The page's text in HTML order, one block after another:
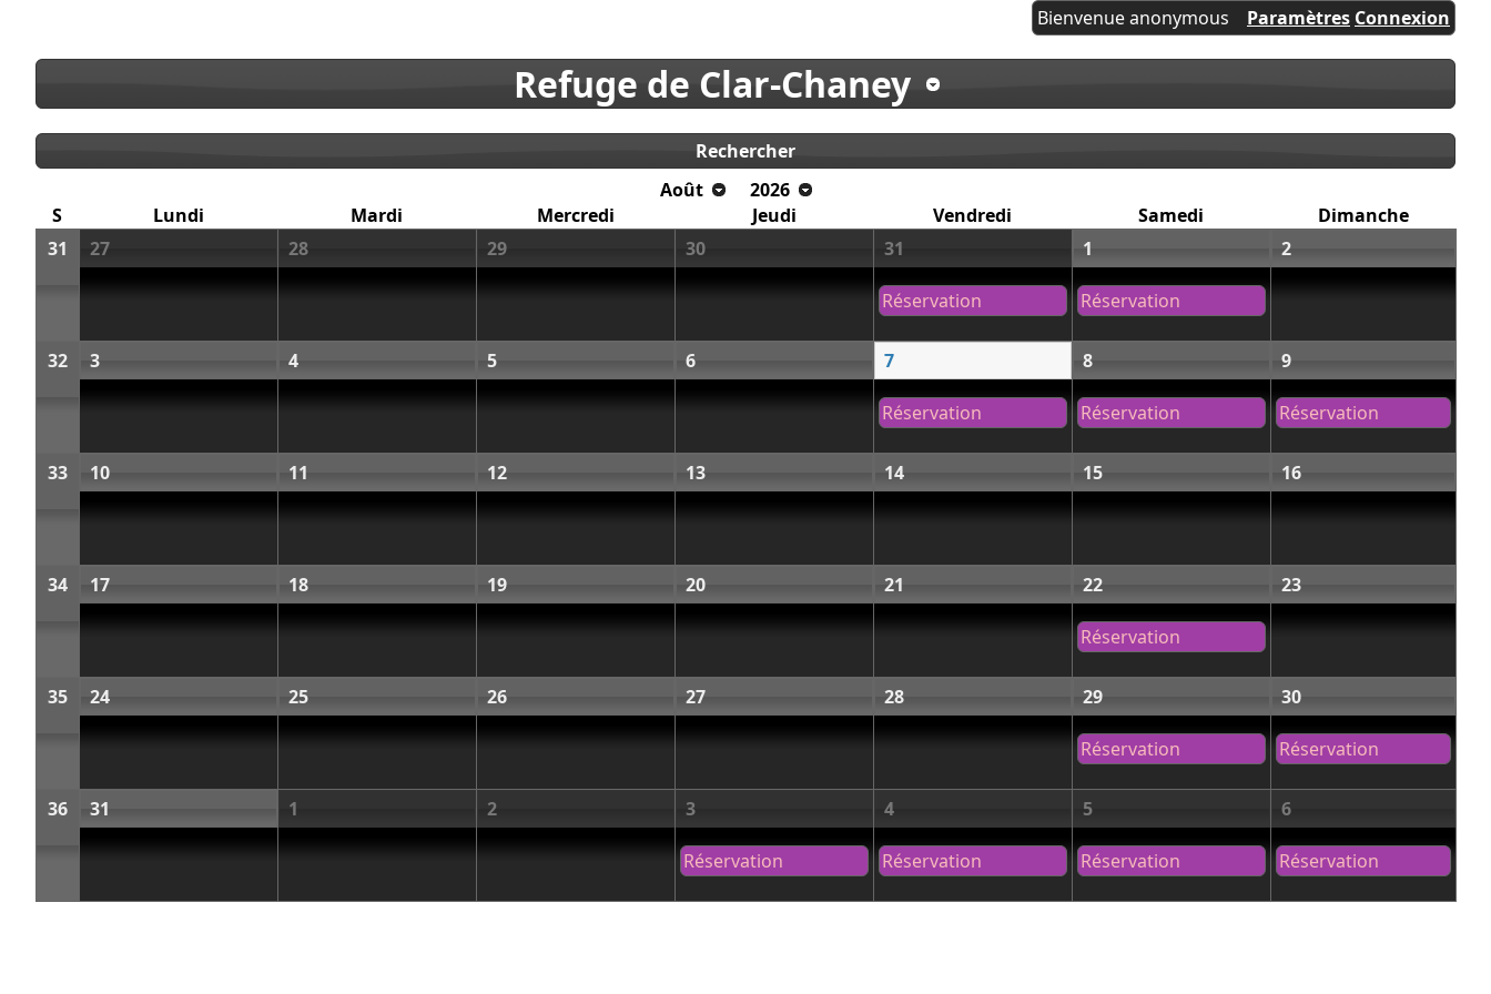
Bienvenue anonymous Paramètres Connexion
Refuge de Clar-Chaney
Rechercher
Août
2026
S
Lundi Mardi Mercredi Jeudi Vendredi Samedi
Dimanche
31
27 28 29 30 31
Réservation
1
Réservation
2
32 3 4 5 6 7
Réservation
8
Réservation
9
Réservation
33 10 11 12 13 14 15 16
34 17 18 19 20 21 22
Réservation
23
35 24 25 26 27 28 29
Réservation
30
Réservation
36 31 1 2 3
Réservation
4
Réservation
5
Réservation
6
Réservation